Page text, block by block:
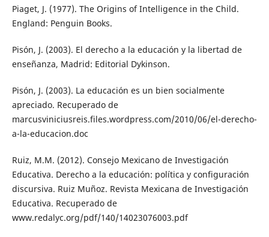
Piaget, J. (1977). The Origins of Intelligence in the Child.
England: Penguin Books.
Pisón, J. (2003). El derecho a la educación y la libertad de
enseñanza, Madrid: Editorial Dykinson.
Pisón, J. (2003). La educación es un bien socialmente
apreciado. Recuperado de
marcusviniciusreis.files.wordpress.com/2010/06/el-derecho-
a-la-educacion.doc
Ruiz, M.M. (2012). Consejo Mexicano de Investigación
Educativa. Derecho a la educación: política y configuración
discursiva. Ruiz Muñoz. Revista Mexicana de Investigación
Educativa. Recuperado de
www.redalyc.org/pdf/140/14023076003.pdf